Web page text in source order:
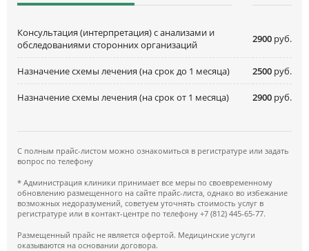
Консультация (интерпретация) с анализами и
обследованиями сторонних организаций
2900 руб.
Назначение схемы лечения (на срок до 1 месяца) 2500 руб.
Назначение схемы лечения (на срок от 1 месяца) 2900 руб.
С полным прайс-листом можно ознакомиться в регистратуре или задать
вопрос по телефону
* Администрация клиники принимает все меры по своевременному
обновлению размещенного на сайте прайс-листа, однако во избежание
возможных недоразумений, советуем уточнять стоимость услуг в
регистратуре или в контакт-центре по телефону +7 (812) 445-65-77.
Размещенный прайс не является офертой. Медицинские услуги
оказываются на основании договора.